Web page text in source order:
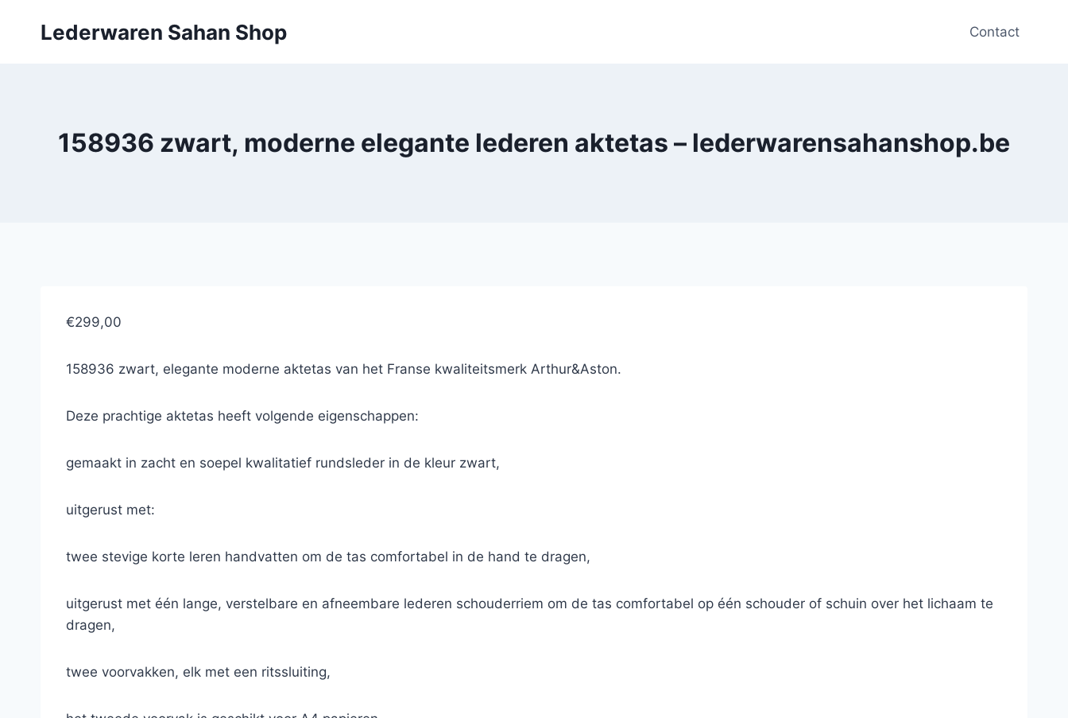
Lederwaren Sahan Shop Contact
158936 zwart, moderne elegante lederen aktetas – lederwarensahanshop.be
€299,00
158936 zwart, elegante moderne aktetas van het Franse kwaliteitsmerk Arthur&Aston.
Deze prachtige aktetas heeft volgende eigenschappen:
gemaakt in zacht en soepel kwalitatief rundsleder in de kleur zwart,
uitgerust met:
twee stevige korte leren handvatten om de tas comfortabel in de hand te dragen,
uitgerust met één lange, verstelbare en afneembare lederen schouderriem om de tas comfortabel op één schouder of schuin over het lichaam te
dragen,
twee voorvakken, elk met een ritssluiting,